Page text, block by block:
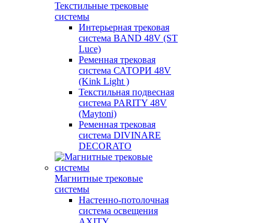
Текстильные трековые
системы
Интерьерная трековая
система BAND 48V (ST
Luce)
Ременная трековая
система САТОРИ 48V
(Kink Light )
Текстильная подвесная
система PARITY 48V
(Maytoni)
Ременная трековая
система DIVINARE
DECORATO
Магнитные трековые
системы
Настенно-потолочная
система освещения